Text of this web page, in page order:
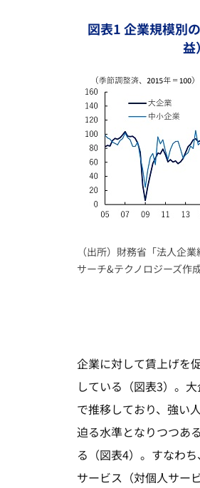
図表1 企業規模別
益）
（出所）財務省「法人企
サーチ&テクノロジーズ作
企業に対して賃上げを
している（図表3）。
で推移しており、強い
迫る水準となりつつあ
る（図表4）。すなわ
サービス（対個人サー